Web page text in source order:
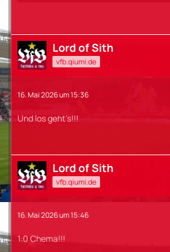
Lord of Sith
vfb.qiumi.de
16. Mai 2026 um 15:36
Und los geht's!!!
Lord of Sith
vfb.qiumi.de
16. Mai 2026 um 15:46
1:0 Chema!!!